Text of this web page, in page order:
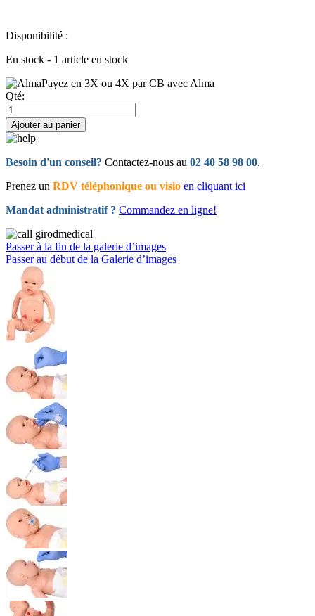
Disponibilité :
En stock - 1 article en stock
Payez en 3X ou 4X par CB avec Alma
Qté:
Ajouter au panier
Besoin d'un conseil? Contactez-nous au 02 40 58 98 00.
Prenez un RDV téléphonique ou visio en cliquant ici
Mandat administratif ? Commandez en ligne!
Passer à la fin de la galerie d’images
Passer au début de la Galerie d’images